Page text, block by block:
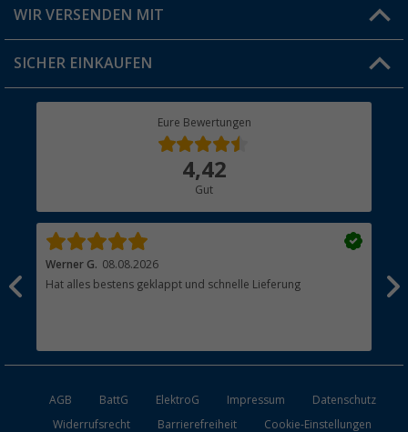
Jobs & Karriere
Versandinformationen
Rücksendung
WIR VERSENDEN MIT
SICHER EINKAUFEN
Eure Bewertungen
4,42
Gut
Werner G. 08.08.2026
Hat alles bestens geklappt und schnelle Lieferung
AGB BattG ElektroG Impressum
Datenschutz
Widerrufsrecht
Barrierefreiheit Cookie-Einstellungen